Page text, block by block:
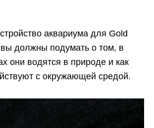
аквариума для Gold
должны подумать о том, в
они водятся в природе и как
с окружающей средой.